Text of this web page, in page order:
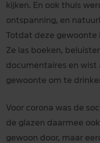
kijken. En ook thuis
ontspanning, en
Totdat deze gewoonte
Ze las boeken,
documentaires en
gewoonte om te
Voor corona was de
de glazen daarmee
gewoon door, maar